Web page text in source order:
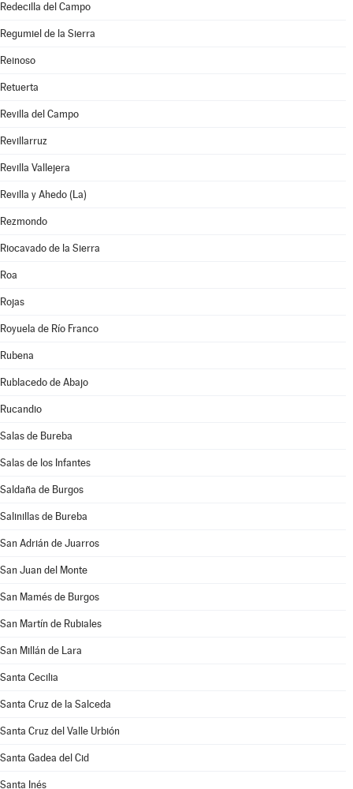
Redecilla del Campo
Regumiel de la Sierra
Reinoso
Retuerta
Revilla del Campo
Revillarruz
Revilla Vallejera
Revilla y Ahedo (La)
Rezmondo
Riocavado de la Sierra
Roa
Rojas
Royuela de Río Franco
Rubena
Rublacedo de Abajo
Rucandio
Salas de Bureba
Salas de los Infantes
Saldaña de Burgos
Salinillas de Bureba
San Adrián de Juarros
San Juan del Monte
San Mamés de Burgos
San Martín de Rubiales
San Millán de Lara
Santa Cecilia
Santa Cruz de la Salceda
Santa Cruz del Valle Urbión
Santa Gadea del Cid
Santa Inés